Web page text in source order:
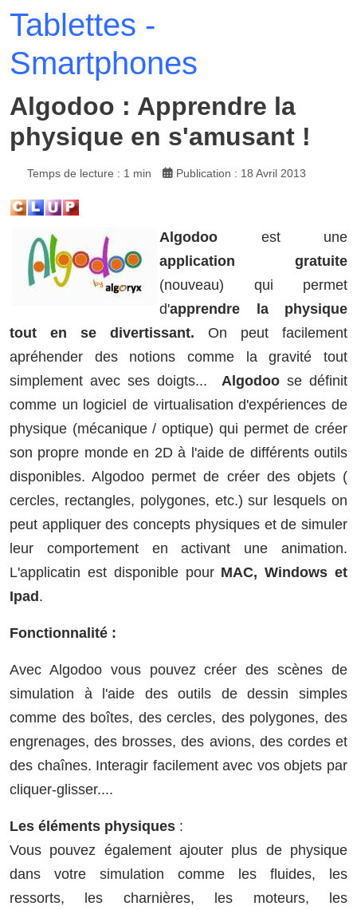
Tablettes -
Smartphones
Algodoo : Apprendre la
physique en s'amusant !
Temps de lecture : 1 min Publication : 18 Avril 2013
Algodoo est une
application gratuite
(nouveau) qui permet
d'apprendre la physique
tout en se divertissant. On peut facilement
apréhender des notions comme la gravité tout
simplement avec ses doigts... Algodoo se définit
comme un logiciel de virtualisation d'expériences de
physique (mécanique / optique) qui permet de créer
son propre monde en 2D à l'aide de différents outils
disponibles. Algodoo permet de créer des objets (
cercles, rectangles, polygones, etc.) sur lesquels on
peut appliquer des concepts physiques et de simuler
leur comportement en activant une animation.
L'applicatin est disponible pourMAC, Windows et
Ipad.
Fonctionnalité :
Avec Algodoo vous pouvez créer des scènes de
simulation à l'aide des outils de dessin simples
comme des boîtes, des cercles, des polygones, des
engrenages, des brosses, des avions, des cordes et
des chaînes. Interagir facilement avec vos objets par
cliquer-glisser....
Les éléments physiques :
Vous pouvez également ajouter plus de physique
dans votre simulation comme les fluides, les
ressorts, les charnières, les moteurs, les